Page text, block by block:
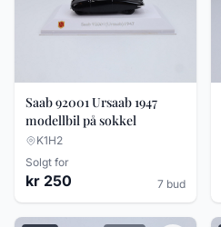
Saab 92001 Ursaab 1947
modellbil på sokkel
K1H2
Solgt for
kr 250 7 bud